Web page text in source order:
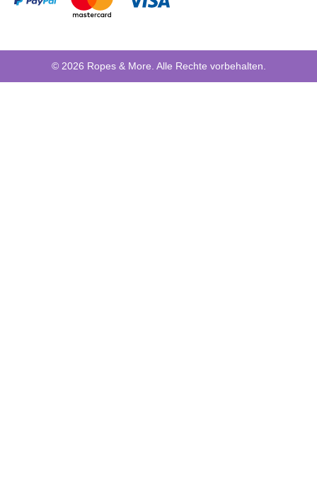
© 2026 Ropes & More. Alle Rechte vorbehalten.